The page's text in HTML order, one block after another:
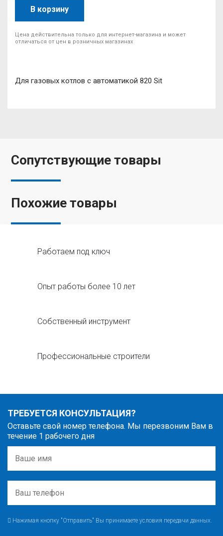
В корзину
Цена действительна только для интернет-магазина и может
отличаться от цен в розничных магазинах
Для газовых котлов с автоматикой 820 Sit
Сопутствующие товары
Похожие товары
Работаем под ключ
Опыт работы более 10 лет
Собственный инструмент
Профессиональные строители
ТРЕБУЕТСЯ КОНСУЛЬТАЦИЯ?
Оставьте свой номер телефона. Мы перезвоним Вам в
течение 1 рабочего дня
Нажимая кнопку "Отправить" Вы принимаете условия передачи данных.